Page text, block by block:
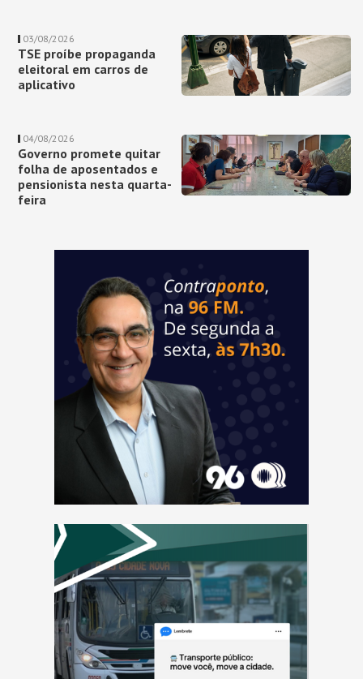
03/08/2026
TSE proíbe propaganda
eleitoral em carros de
aplicativo
04/08/2026
Governo promete quitar
folha de aposentados e
pensionista nesta quarta-
feira